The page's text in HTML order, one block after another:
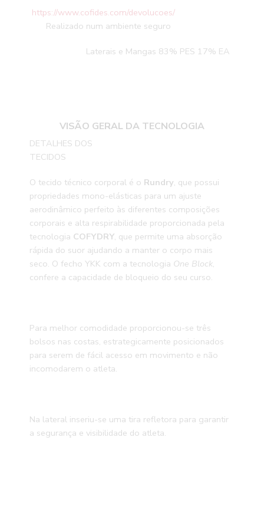
https://www.cofides.com/devolucoes/
Realizado num ambiente seguro
Laterais e Mangas 83% PES 17% EA
VISÃO GERAL DA TECNOLOGIA
DETALHES DOS
TECIDOS
O tecido técnico corporal é o Rundry, que possui
propriedades mono-elásticas para um ajuste
aerodinâmico perfeito às diferentes composições
corporais e alta respirabilidade proporcionada pela
tecnologia COFYDRY, que permite uma absorção
rápida do suor ajudando a manter o corpo mais
seco. O fecho YKK com a tecnologia One Block,
confere a capacidade de bloqueio do seu curso.
Para melhor comodidade proporcionou-se três
bolsos nas costas, estrategicamente posicionados
para serem de fácil acesso em movimento e não
incomodarem o atleta.
Na lateral inseriu-se uma tira refletora para garantir
a segurança e visibilidade do atleta.